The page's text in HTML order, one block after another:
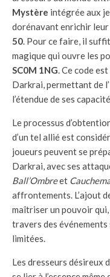
Mystère intégrée aux
dorénavant enrichir
50. Pour ce faire, il
magique qui ouvre les
SC0M 1NG. Ce code
Darkrai, permettant de
l’étendue de ses
Le processus
d’un tel allié est
joueurs peuvent se
Darkrai, avec ses
Ball’Ombreet
affrontements. L’ajout
maîtriser un pouvoir qui,
travers des
limitées.
Les dresseurs désireux